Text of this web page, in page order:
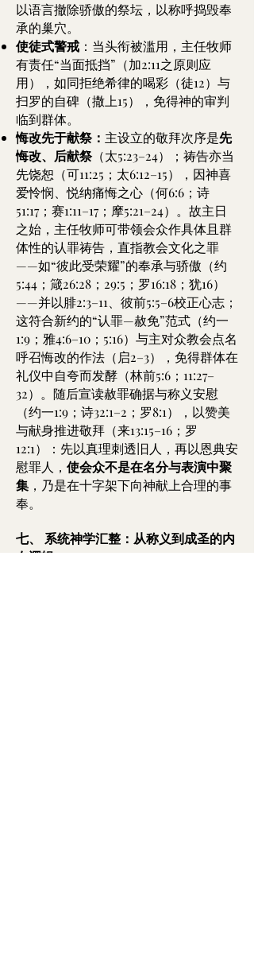
以语言撤除骄傲的祭坛，以称呼捣毁奉
承的巢穴。
使徒式警戒 ：当头衔被滥用，主任牧师
有责任“当面抵挡”（加2:11之原则应
用），如同拒绝希律的喝彩（徒12）与
扫罗的自碑（撒上15），免得神的审判
临到群体。
悔改先于献祭： 主设立的敬拜次序是先
悔改、后献祭（太5:23–24）；祷告亦当
先饶恕（可11:25；太6:12–15），因神喜
爱怜悯、悦纳痛悔之心（何6:6；诗
51:17；赛1:11–17；摩5:21–24）。故主日
之始，主任牧师可带领会众作具体且群
体性的认罪祷告，直指教会文化之罪
——如“彼此受荣耀”的奉承与骄傲（约
5:44；箴26:28；29:5；罗16:18；犹16）
——并以腓2:3–11、彼前5:5–6校正心志；
这符合新约的“认罪—赦免”范式（约一
1:9；雅4:6–10；5:16）与主对众教会点名
呼召悔改的作法（启2–3），免得群体在
礼仪中自夸而发酵（林前5:6；11:27–
32）。随后宣读赦罪确据与称义安慰
（约一1:9；诗32:1–2；罗8:1），以赞美
与献身推进敬拜（来13:15–16；罗
12:1）：先以真理刺透旧人，再以恩典安
慰罪人， 使会众不是在名分与表演中聚
集 ，乃是在十字架下向神献上合理的事
奉。
七、 系统神学汇整：从称义到成圣的内
在逻辑